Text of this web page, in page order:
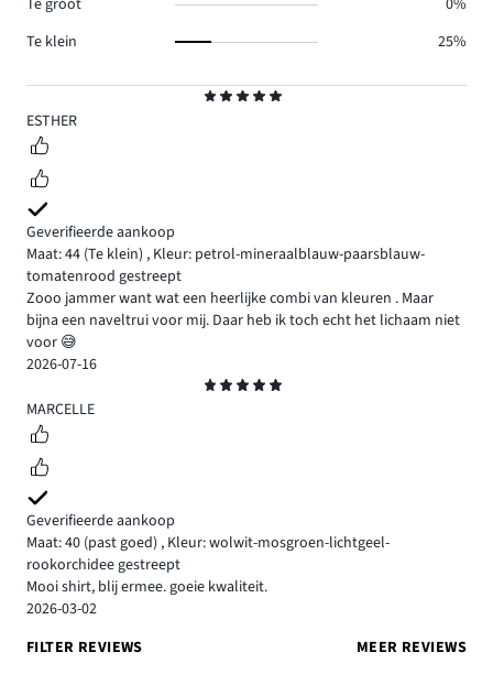
5
ESTHER
Geverifieerde aankoop
Maat: 44 (Te klein) , Kleur: petrol-mineraalblauw-paarsblauw-
tomatenrood gestreept
Zooo jammer want wat een heerlijke combi van kleuren . Maar
bijna een naveltrui voor mij. Daar heb ik toch echt het lichaam niet
voor 😅
2026-07-16
5
MARCELLE
Geverifieerde aankoop
Maat: 40 (past goed) , Kleur: wolwit-mosgroen-lichtgeel-
rookorchidee gestreept
Mooi shirt, blij ermee. goeie kwaliteit.
2026-03-02
FILTER REVIEWS
MEER REVIEWS
Te groot
0%
Te klein
25%